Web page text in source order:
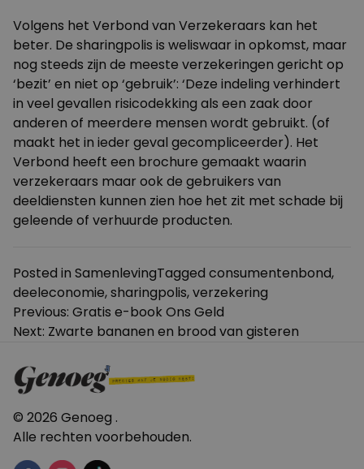
Volgens het Verbond van Verzekeraars kan het
beter. De sharingpolis is weliswaar in opkomst, maar
nog steeds zijn de meeste verzekeringen gericht op
‘bezit’ en niet op ‘gebruik’: ‘Deze indeling verhindert
in veel gevallen risicodekking als een zaak door
anderen of meerdere mensen wordt gebruikt. (of
maakt het in ieder geval gecompliceerder). Het
Verbond heeft een brochure gemaakt waarin
verzekeraars maar ook de gebruikers van
deeldiensten kunnen zien hoe het zit met schade bij
geleende of verhuurde producten.
Posted in SamenlevingTagged consumentenbond,
deeleconomie,sharingpolis,verzekering
Bericht
navigatie
Previous: Gratis e-book Ons Geld
Next: Zwarte bananen en brood van gisteren
© 2026 Genoeg .
Alle rechten voorbehouden.